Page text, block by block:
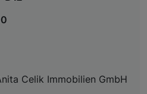
Celik Immobilien GmbH